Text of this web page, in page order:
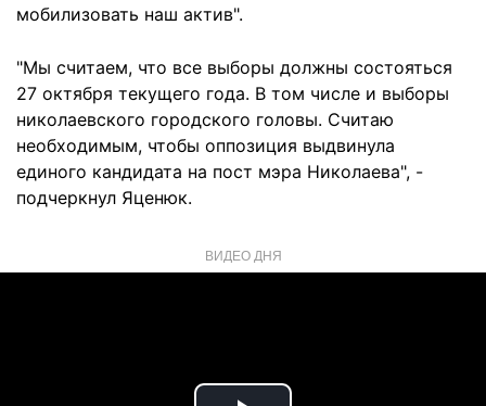
мобилизовать наш актив".
"Мы считаем, что все выборы должны состояться
27 октября текущего года. В том числе и выборы
николаевского городского головы. Считаю
необходимым, чтобы оппозиция выдвинула
единого кандидата на пост мэра Николаева", -
подчеркнул Яценюк.
ВИДЕО ДНЯ